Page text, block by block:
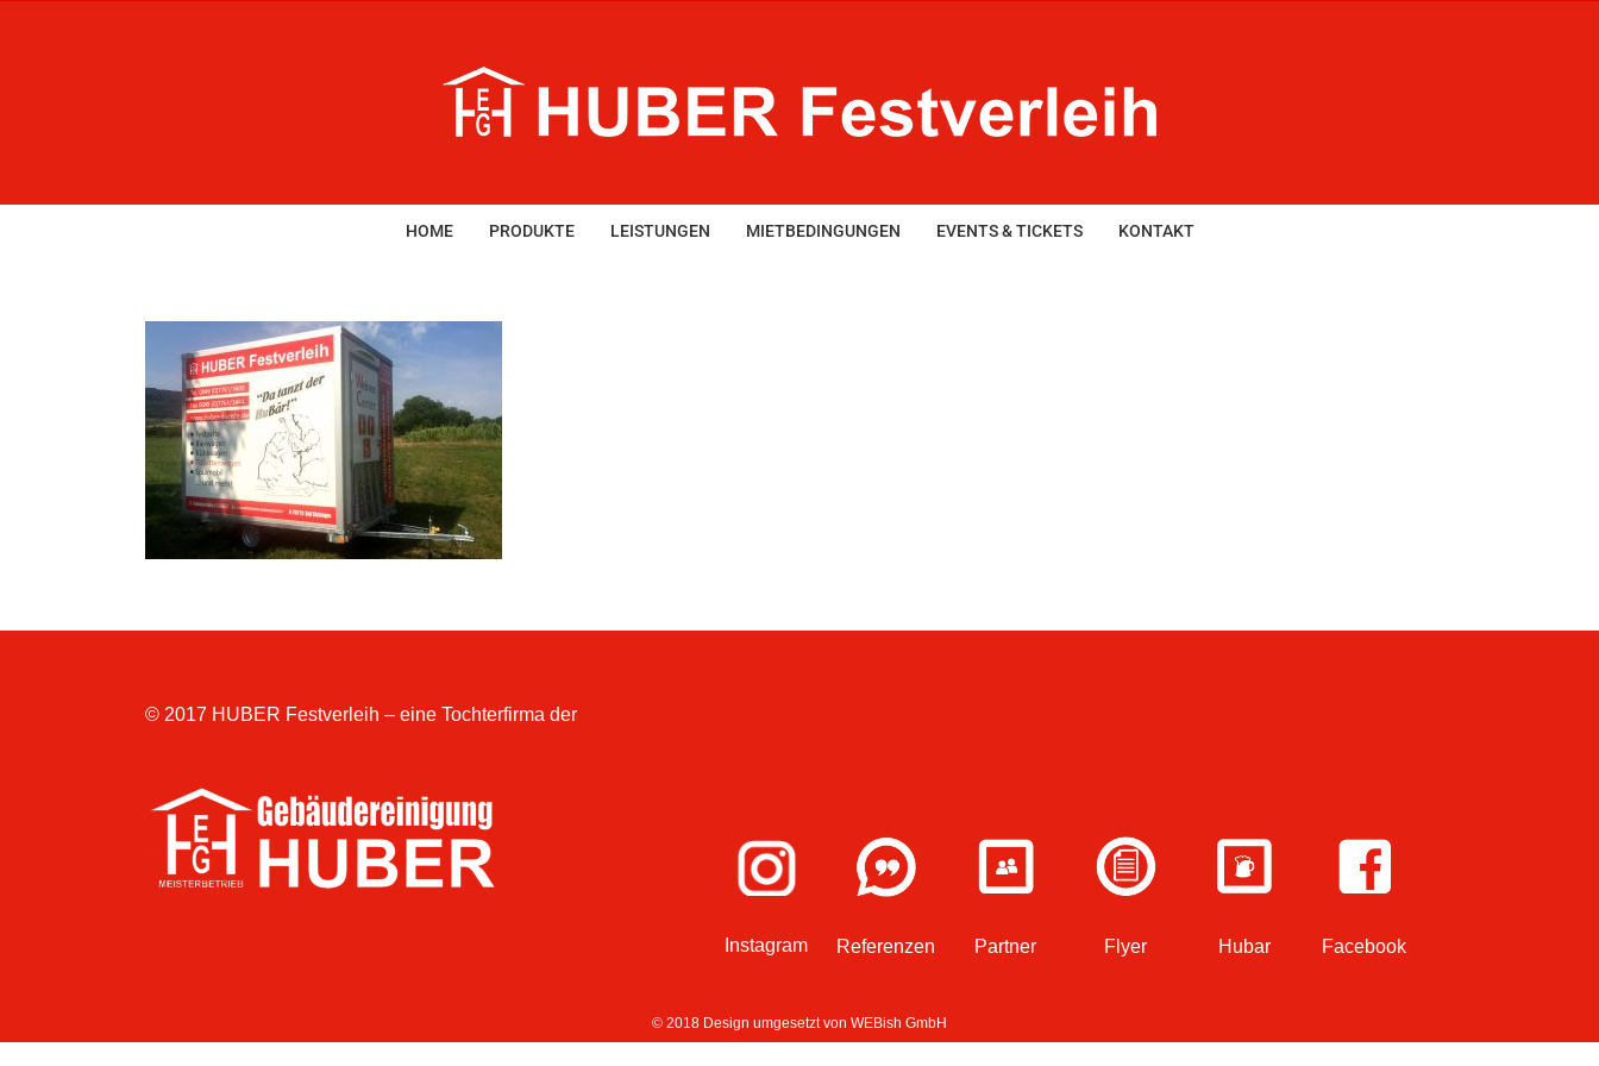
HOME PRODUKTE LEISTUNGEN MIETBEDINGUNGEN EVENTS & TICKETS KONTAKT
© 2017 HUBER Festverleih – eine Tochterfirma der
Instagram Referenzen Partner Flyer Hubar Facebook
© 2018 Design umgesetzt von WEBish GmbH